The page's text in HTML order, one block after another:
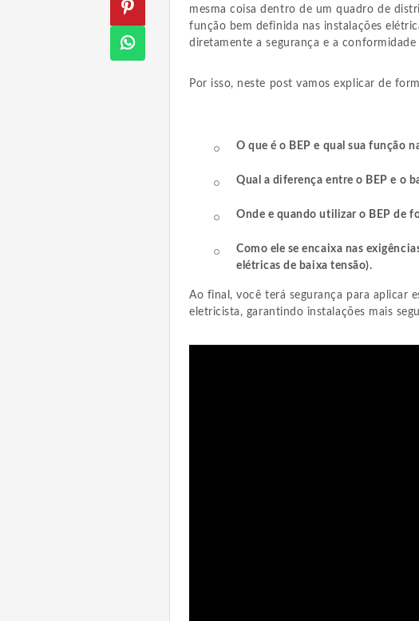
mesma coisa dentro de um quadro de
função bem definida nas instalações
diretamente a segurança e a
Por isso, neste post vamos explicar de
O que é o BEP e qual sua função
Qual a diferença entre o BEP e o
Onde e quando utilizar o BEP de
Como ele se encaixa nas
elétricas de baixa tensão).
Ao final, você terá segurança para aplicar
eletricista, garantindo instalações mais